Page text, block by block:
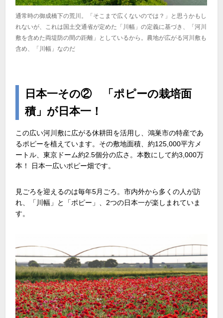
通常時の御成橋下の荒川。「そこまで広くないのでは？」と思うかもし
れないが、これは国土交通省が定めた「川幅」の定義に基づき、「河川
敷を含めた両堤防の間の距離」としているから。農地が広がる河川敷も
含め、「川幅」なのだ
日本一その② 「ポピーの栽培面
積」が日本一！
この広い河川敷に広がる休耕田を活用し、鴻巣市の特産であ
るポピーを植えています。その敷地面積、約125,000平方メ
ートル、東京ドーム約2.5個分の広さ。本数にして約3,000万
本！ 日本一広いポピー畑です。
見ごろを迎えるのは毎年5月ごろ。市内外から多くの人が訪
れ、「川幅」と「ポピー」、2つの日本一が楽しまれていま
す。